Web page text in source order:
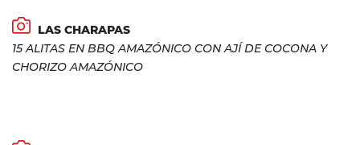
LAS CHARAPAS
15 ALITAS EN BBQ AMAZÓNICO CON AJÍ DE COCONA Y
CHORIZO AMAZÓNICO